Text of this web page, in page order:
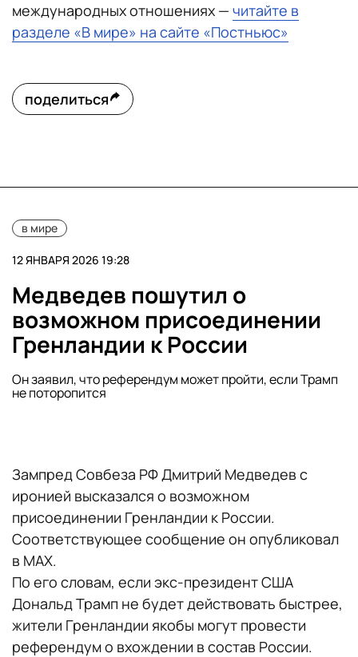
международных отношениях — читайте в
разделе «В мире» на сайте «Постньюс»
поделиться
в мире
12 ЯНВАРЯ 2026 19:28
Медведев пошутил о
возможном присоединении
Гренландии к России
Он заявил, что референдум может пройти, если Трамп
не поторопится
Зампред Совбеза РФ Дмитрий Медведев с
иронией высказался о возможном
присоединении Гренландии к России.
Соответствующее сообщение он опубликовал
в MAX.
По его словам, если экс-президент США
Дональд Трамп не будет действовать быстрее,
жители Гренландии якобы могут провести
референдум о вхождении в состав России.